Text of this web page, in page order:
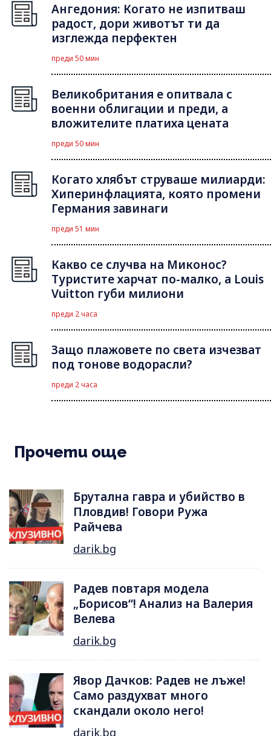
Ангедония: Когато не изпитваш
радост, дори животът ти да
изглежда перфектен
преди 50 мин
Великобритания е опитвала с
военни облигации и преди, а
вложителите платиха цената
преди 50 мин
Когато хлябът струваше милиарди:
Хиперинфлацията, която промени
Германия завинаги
преди 51 мин
Какво се случва на Миконос?
Туристите харчат по-малко, а Louis
Vuitton губи милиони
преди 2 часа
Защо плажовете по света изчезват
под тонове водорасли?
преди 2 часа
Прочети още
Брутална гавра и убийство в
Пловдив! Говори Ружа
Райчева
darik.bg
Радев повтаря модела
„Борисов“! Анализ на Валерия
Велева
darik.bg
Явор Дачков: Радев не лъже!
Само раздухват много
скандали около него!
darik.bg